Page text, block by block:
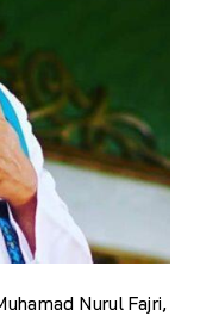
Nurul Fajri,